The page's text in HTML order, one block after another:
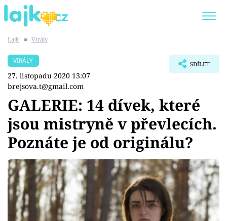
SHOPAHOLICADEL
Témata
Showbyznys
Youtubeři
Virály
Lajk ■ Virály
VIRÁLY
27. listopadu 2020 13:07
brejsova.t@gmail.com
SDÍLET
GALERIE: 14 dívek, které
jsou mistryně v převlecích.
Poznáte je od originálu?